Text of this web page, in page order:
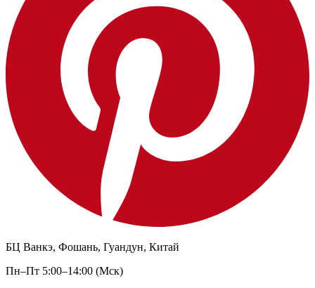
БЦ Ванкэ, Фошань, Гуандун, Китай
Пн–Пт 5:00–14:00 (Мск)